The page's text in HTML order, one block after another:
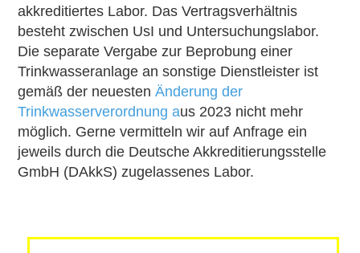
akkreditiertes Labor. Das Vertragsverhältnis
besteht zwischen UsI und Untersuchungslabor.
Die separate Vergabe zur Beprobung einer
Trinkwasseranlage an sonstige Dienstleister ist
gemäß der neuestenÄnderung der
Trinkwasserverordnung aus 2023 nicht mehr
möglich. Gerne vermitteln wir auf Anfrage ein
jeweils durch die Deutsche Akkreditierungsstelle
GmbH (DAkkS) zugelassenes Labor.